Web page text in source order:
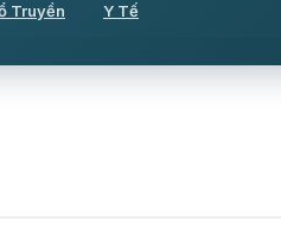
Truyền Y Tế